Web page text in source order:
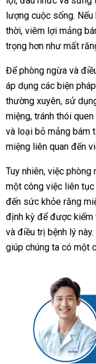
lượng cuộc sống.
thời, viêm lợi mảng
trọng hơn như mất
Để phòng ngừa và
áp dụng các biện
thường xuyên, sử
miệng, tránh thói
và loại bỏ mảng bám
miệng liên quan đến
Tuy nhiên, việc
một công việc liên
đến sức khỏe răng
định kỳ để được kiểm
và điều trị bệnh lý
giúp chúng ta có một